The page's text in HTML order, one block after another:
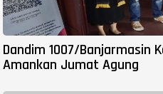
Dandim 1007/Banjarmasin
Amankan Jumat Agung